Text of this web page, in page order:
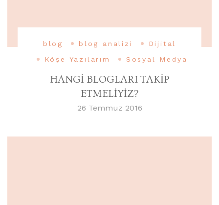
blog blog analizi
Dijital
Köşe Yazılarım
Sosyal Medya
HANGİ BLOGLARI TAKİP
ETMELİYİZ?
26 Temmuz 2016